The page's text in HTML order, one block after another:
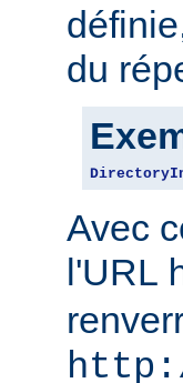
du
Avec
l'URL